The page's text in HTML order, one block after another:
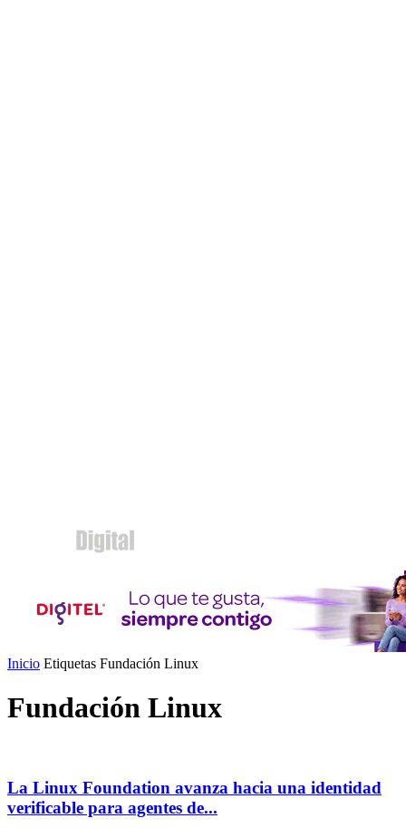
Inicio Etiquetas Fundación Linux
Fundación Linux
La Linux Foundation avanza hacia una identidad
verificable para agentes de...